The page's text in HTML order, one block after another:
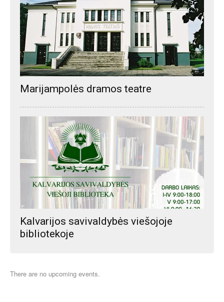
Marijampolės dramos teatre
Kalvarijos savivaldybės viešojoje
bibliotekoje
There are no upcoming events.